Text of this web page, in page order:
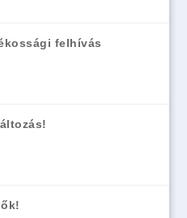
felhívás